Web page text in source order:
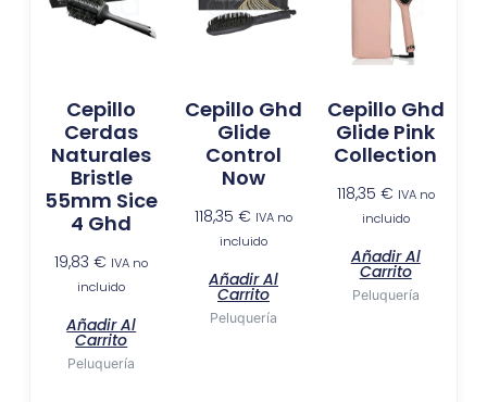
Cepillo
Cerdas
Naturales
Bristle
55mm Sice
4 Ghd
19,83€ IVA no
incluido
Añadir Al
Carrito
Peluquería
Cepillo Ghd
Glide
Control
Now
118,35 € IVA no
incluido
Añadir Al
Carrito
Peluquería
Cepillo Ghd
Glide Pink
Collection
118,35 € IVA no
incluido
Añadir Al
Carrito
Peluquería